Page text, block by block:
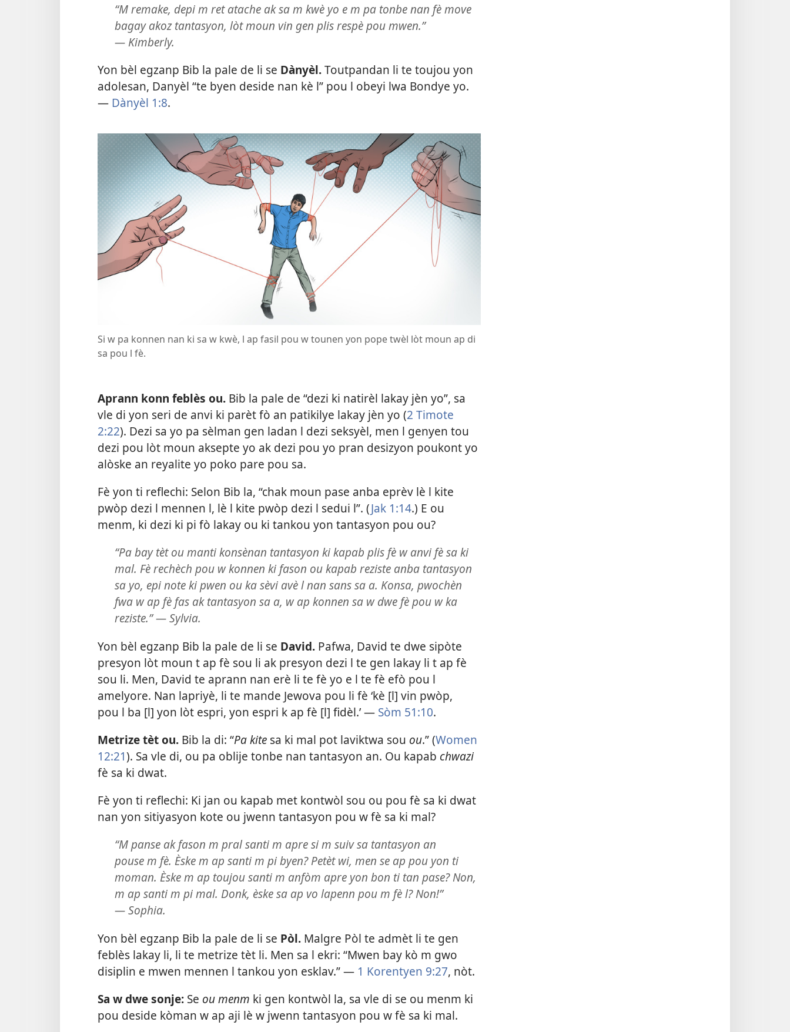
“M remake, depi m ret atache ak sa m kwè yo e m pa tonbe nan fè move
bagay akoz tantasyon, lòt moun vin gen plis respè pou mwen.”
— Kimberly.
Yon bèl egzanp Bib la pale de li se Dànyèl.Toutpandan li te toujou yon
adolesan, Danyèl “te byen deside nan kè l” pou l obeyi lwa Bondye yo.
— Dànyèl 1:8.
Si w pa konnen nan ki sa w kwè, l ap fasil pou w tounen yon pope twèl lòt moun ap di
sa pou l fè.
Aprann konn feblès ou. Bib la pale de “dezi ki natirèl lakay jèn yo”, sa
vle di yon seri de anvi ki parèt fò an patikilye lakay jèn yo (2 Timote
2:22). Dezi sa yo pa sèlman gen ladan l dezi seksyèl, men l genyen tou
dezi pou lòt moun aksepte yo ak dezi pou yo pran desizyon poukont yo
alòske an reyalite yo poko pare pou sa.
Fè yon ti reflechi: Selon Bib la, “chak moun pase anba eprèv lè l kite
pwòp dezi l mennen l, lè l kite pwòp dezi l sedui l”. (Jak 1:14.) E ou
menm, ki dezi ki pi fò lakay ou ki tankou yon tantasyon pou ou?
“Pa bay tèt ou manti konsènan tantasyon ki kapab plis fè w anvi fè sa ki
mal. Fè rechèch pou w konnen ki fason ou kapab reziste anba tantasyon
sa yo, epi note ki pwen ou ka sèvi avè l nan sans sa a. Konsa, pwochèn
fwa w ap fè fas ak tantasyon sa a, w ap konnen sa w dwe fè pou w ka
reziste.” — Sylvia.
Yon bèl egzanp Bib la pale de li se David. Pafwa, David te dwe sipòte
presyon lòt moun t ap fè sou li ak presyon dezi l te gen lakay li t ap fè
sou li. Men, David te aprann nan erè li te fè yo e l te fè efò pou l
amelyore. Nan lapriyè, li te mande Jewova pou li fè ‘kè [l] vin pwòp,
pou l ba [l] yon lòt espri, yon espri k ap fè [l] fidèl.’ — Sòm 51:10.
Metrize tèt ou. Bib la di: “Pa kite sa ki mal pot laviktwa sou ou.” (Women
12:21). Sa vle di, ou pa oblije tonbe nan tantasyon an. Ou kapab chwazi
fè sa ki dwat.
Fè yon ti reflechi: Ki jan ou kapab met kontwòl sou ou pou fè sa ki dwat
nan yon sitiyasyon kote ou jwenn tantasyon pou w fè sa ki mal?
“M panse ak fason m pral santi m apre si m suiv sa tantasyon an
pouse m fè. Èske m ap santi m pi byen? Petèt wi, men se ap pou yon ti
moman. Èske m ap toujou santi m anfòm apre yon bon ti tan pase? Non,
m ap santi m pi mal. Donk, èske sa ap vo lapenn pou m fè l? Non!”
— Sophia.
Yon bèl egzanp Bib la pale de li se Pòl. Malgre Pòl te admèt li te gen
feblès lakay li, li te metrize tèt li. Men sa l ekri: “Mwen bay kò m gwo
disiplin e mwen mennen l tankou yon esklav.” — 1 Korentyen 9:27, nòt.
Sa w dwe sonje: Se ou menm ki gen kontwòl la, sa vle di se ou menm ki
pou deside kòman w ap aji lè w jwenn tantasyon pou w fè sa ki mal.